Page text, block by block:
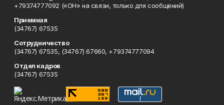
+79374777092 («ОН» на связи, только для сообщений)
Приемная
(34767) 67535
Сотрудничество
(34767) 67535, (34767) 67660, +79374777094
Отдел кадров
(34767) 67535